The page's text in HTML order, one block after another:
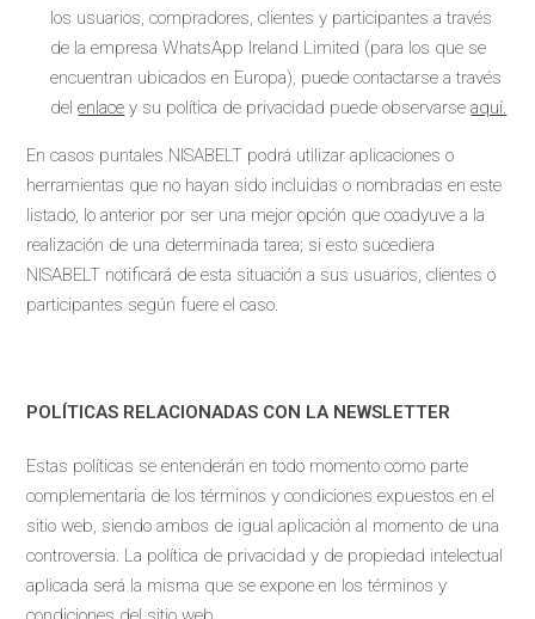
los usuarios, compradores, clientes y participantes a través
de la empresa WhatsApp Ireland Limited (para los que se
encuentran ubicados en Europa), puede contactarse a través
delenlace y su política de privacidad puede observarseaquí.
En casos puntales NISABELT podrá utilizar aplicaciones o
herramientas que no hayan sido incluidas o nombradas en este
listado, lo anterior por ser una mejor opción que coadyuve a la
realización de una determinada tarea; si esto sucediera
NISABELT notificará de esta situación a sus usuarios, clientes o
participantes según fuere el caso.
POLÍTICAS RELACIONADAS CON LA NEWSLETTER
Estas políticas se entenderán en todo momento como parte
complementaria de los términos y condiciones expuestos en el
sitio web, siendo ambos de igual aplicación al momento de una
controversia. La política de privacidad y de propiedad intelectual
aplicada será la misma que se expone en los términos y